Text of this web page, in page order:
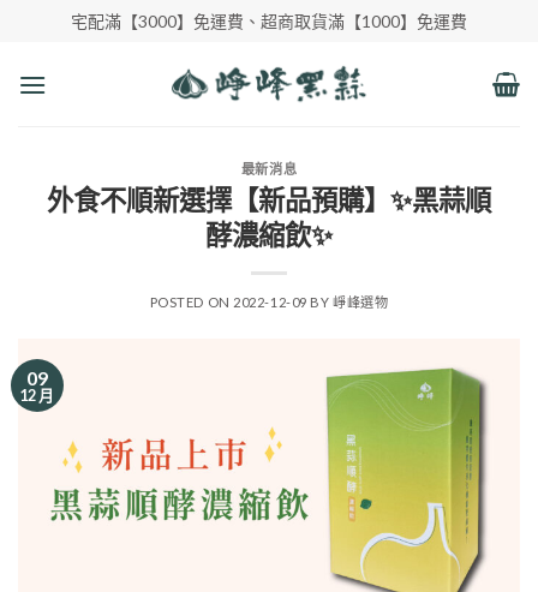
content
宅配滿【3000】免運費、超商取貨滿【1000】免運費
最新消息
外食不順新選擇【新品預購】✨黑蒜順
酵濃縮飲✨
POSTED ON 2022-12-09 BY崢峰選物
09
12 月